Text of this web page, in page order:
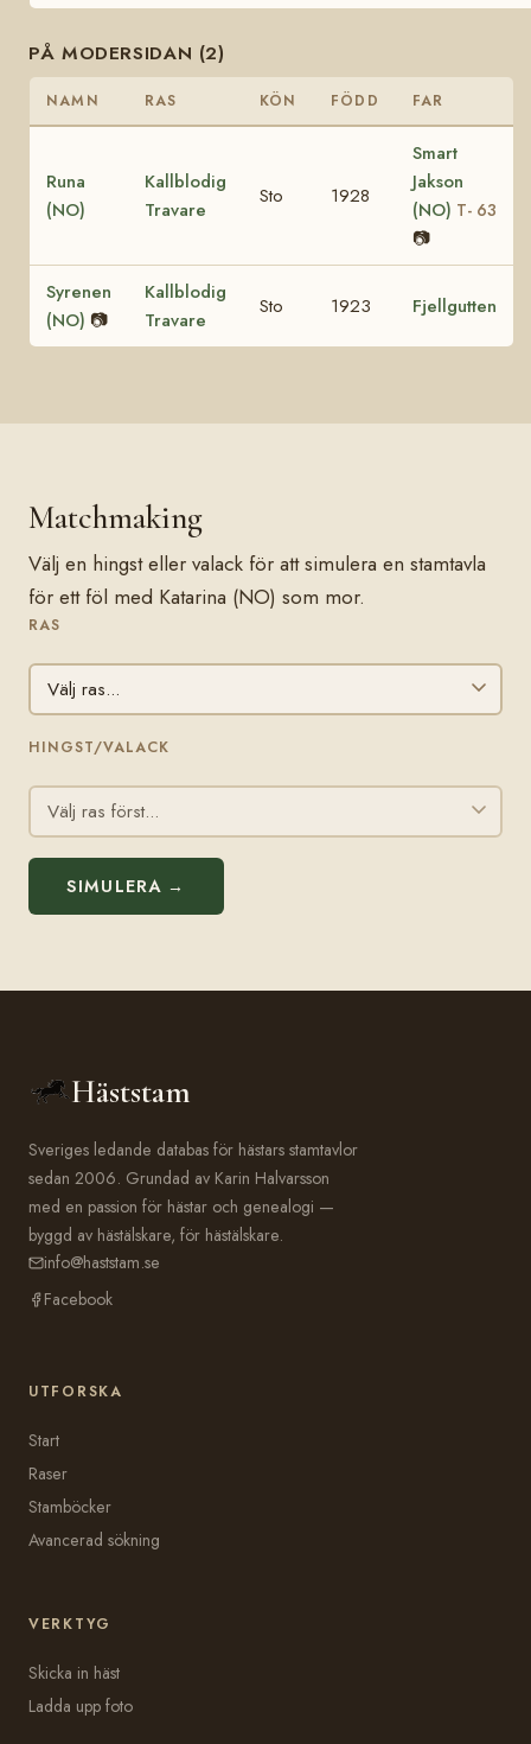
PÅ MODERSIDAN (2)
NAMN RAS KÖN FÖDD FAR
Runa
(NO)
Kallblodig
Travare
Sto 1928
Smart
Jakson
(NO) T- 63
📷
Syrenen
(NO) 📷
Kallblodig
Travare
Sto 1923 Fjellgutten
Matchmaking
Välj en hingst eller valack för att simulera en stamtavla
för ett föl med Katarina (NO) som mor.
RAS
HINGST/VALACK
SIMULERA →
Häststam
Sveriges ledande databas för hästars stamtavlor
sedan 2006. Grundad av Karin Halvarsson
med en passion för hästar och genealogi —
byggd av hästälskare, för hästälskare.
info@haststam.se
Facebook
UTFORSKA
Start
Raser
Stamböcker
Avancerad sökning
VERKTYG
Skicka in häst
Ladda upp foto